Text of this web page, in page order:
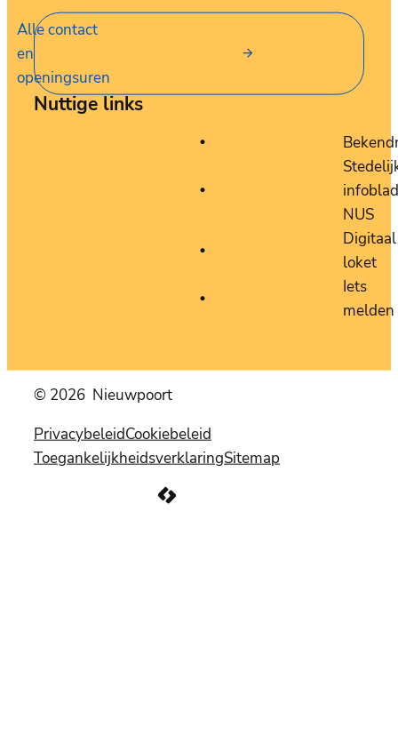
Alle contact
en
openingsuren
Nuttige links
infoblad
NUS
Digitaal
loket
Iets
melden
© 2026 Nieuwpoort
PrivacybeleidCookiebeleid
ToegankelijkheidsverklaringSitemap